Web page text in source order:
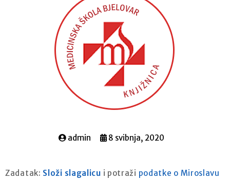
admin 8 svibnja, 2020
Zadatak: Složi slagalicu i potraži podatke o Miroslavu